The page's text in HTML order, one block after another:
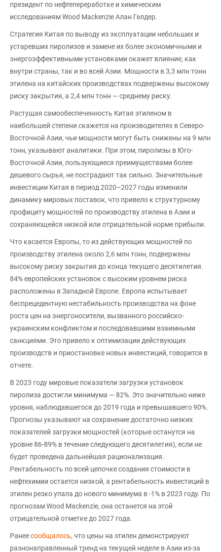
президент по нефтепереработке и химическим
исследованиям Wood Mackenzie Алан Гелдер.
Стратегия Китая по выводу из эксплуатации небольших и
устаревших пиролизов и замене их более экономичными и
энергоэффективными установками окажет влияние, как
внутри страны, так и во всей Азии. Мощности в 3,3 млн тонн
этилена на китайских производствах подвержены высокому
риску закрытия, а 2,4 млн тонн — среднему риску.
Растущая самообеспеченность Китая этиленом в
наибольшей степени скажется на производителях в Северо-
Восточной Азии, чьи мощности могут быть снижены на 9 млн
тонн, указывают аналитики. При этом, пиролизы в Юго-
Восточной Азии, пользующиеся преимуществами более
дешевого сырья, не пострадают так сильно. Значительные
инвестиции Китая в период 2020–2027 годы изменили
динамику мировых поставок, что привело к структурному
профициту мощностей по производству этилена в Азии и
сохраняющейся низкой или отрицательной норме прибыли.
Что касается Европы, то из действующих мощностей по
производству этилена около 2,6 млн тонн, подвержены
высокому риску закрытия до конца текущего десятилетия.
84% европейских установок с высоким уровнем риска
расположены в Западной Европе. Европа испытывает
беспрецедентную нестабильность производства на фоне
роста цен на энергоносители, вызванного российско-
украинским конфликтом и последовавшими взаимными
санкциями. Это привело к оптимизации действующих
производств и приостановке новых инвестиций, говорится в
отчете.
В 2023 году мировые показатели загрузки установок
пиролиза достигли минимума — 82%. Это значительно ниже
уровня, наблюдавшегося до 2019 года и превышавшего 90%.
Прогнозы указывают на сохранение достаточно низких
показателей загрузки мощностей (которые останутся на
уровне 86-89% в течение следующего десятилетия), если не
будет проведена дальнейшая рационализация.
Рентабельность по всей цепочке создания стоимости в
нефтехимии остается низкой, а рентабельность инвестиций в
этилен резко упала до нового минимума в -1% в 2023 году. По
прогнозам Wood Mackenzie, она останется на этой
отрицательной отметке до 2027 года.
Ранеесообщалось, что цены на этилен демонстрируют
разнонаправленный тренд на текущей неделе в Азии из-за